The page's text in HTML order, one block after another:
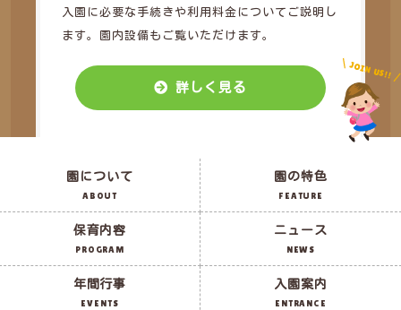
入園に必要な手続きや利用料金についてご説明し
ます。園内設備もご覧いただけます。
詳しく見る
JOIN US!!
園について
ABOUT
園の特色
FEATURE
保育内容
PROGRAM
ニュース
NEWS
年間行事
EVENTS
入園案内
ENTRANCE